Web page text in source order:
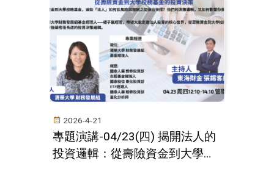
2026-4-21
專題演講-04/23(四) 揭開法人的
投資邏輯：從壽險資金到⼤學校